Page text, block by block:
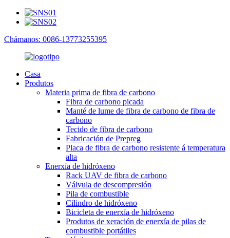
Chámanos: 0086-13773255395
Casa
Produtos
Materia prima de fibra de carbono
Fibra de carbono picada
Manté de lume de fibra de carbono de fibra de
carbono
Tecido de fibra de carbono
Fabricación de Prepreg
Placa de fibra de carbono resistente á temperatura
alta
Enerxía de hidróxeno
Rack UAV de fibra de carbono
Válvula de descompresión
Pila de combustible
Cilindro de hidróxeno
Bicicleta de enerxía de hidróxeno
Produtos de xeración de enerxía de pilas de
combustible portátiles